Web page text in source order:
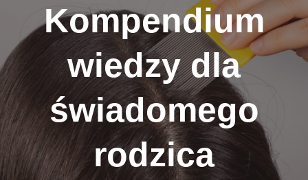
Kompendium
wiedzy dla
świadomego
rodzica